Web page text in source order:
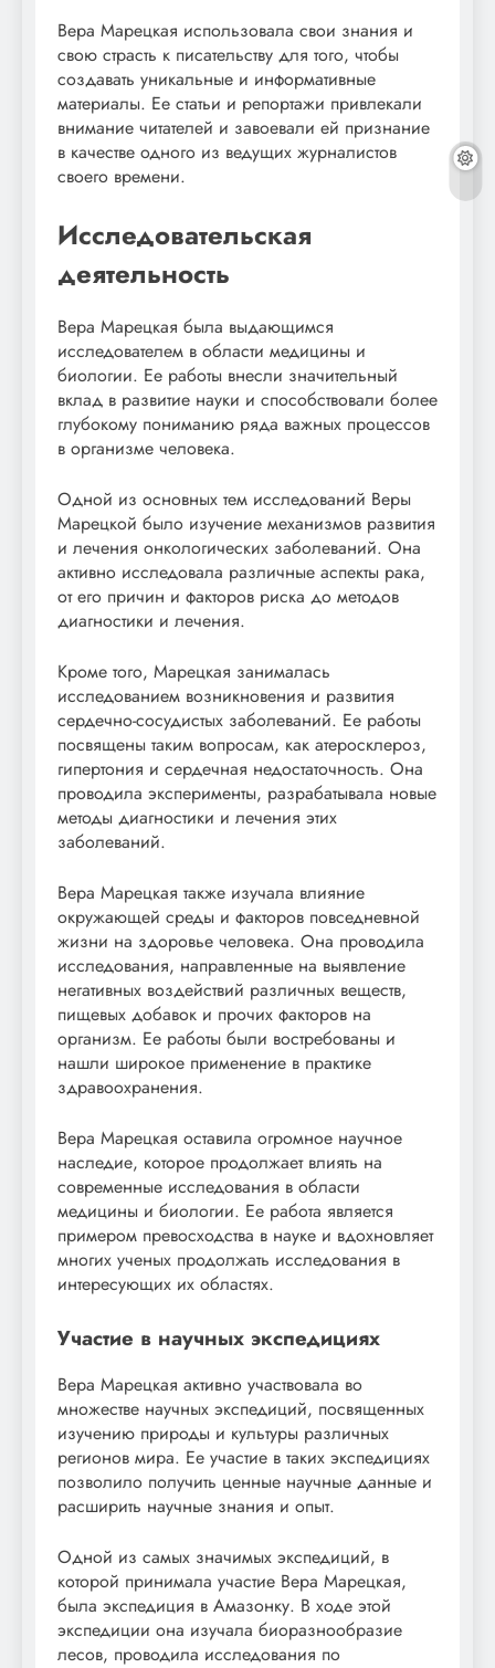
Вера Марецкая использовала свои знания и
свою страсть к писательству для того, чтобы
создавать уникальные и информативные
материалы. Ее статьи и репортажи привлекали
внимание читателей и завоевали ей признание
в качестве одного из ведущих журналистов
своего времени.
Исследовательская
деятельность
Вера Марецкая была выдающимся
исследователем в области медицины и
биологии. Ее работы внесли значительный
вклад в развитие науки и способствовали более
глубокому пониманию ряда важных процессов
в организме человека.
Одной из основных тем исследований Веры
Марецкой было изучение механизмов развития
и лечения онкологических заболеваний. Она
активно исследовала различные аспекты рака,
от его причин и факторов риска до методов
диагностики и лечения.
Кроме того, Марецкая занималась
исследованием возникновения и развития
сердечно-сосудистых заболеваний. Ее работы
посвящены таким вопросам, как атеросклероз,
гипертония и сердечная недостаточность. Она
проводила эксперименты, разрабатывала новые
методы диагностики и лечения этих
заболеваний.
Вера Марецкая также изучала влияние
окружающей среды и факторов повседневной
жизни на здоровье человека. Она проводила
исследования, направленные на выявление
негативных воздействий различных веществ,
пищевых добавок и прочих факторов на
организм. Ее работы были востребованы и
нашли широкое применение в практике
здравоохранения.
Вера Марецкая оставила огромное научное
наследие, которое продолжает влиять на
современные исследования в области
медицины и биологии. Ее работа является
примером превосходства в науке и вдохновляет
многих ученых продолжать исследования в
интересующих их областях.
Участие в научных экспедициях
Вера Марецкая активно участвовала во
множестве научных экспедиций, посвященных
изучению природы и культуры различных
регионов мира. Ее участие в таких экспедициях
позволило получить ценные научные данные и
расширить научные знания и опыт.
Одной из самых значимых экспедиций, в
которой принимала участие Вера Марецкая,
была экспедиция в Амазонку. В ходе этой
экспедиции она изучала биоразнообразие
лесов, проводила исследования по